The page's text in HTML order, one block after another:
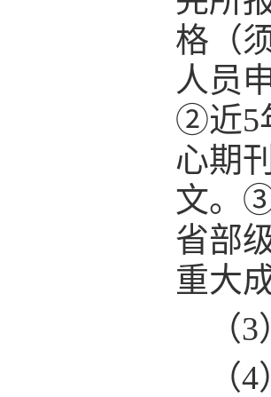
格（
人员
②近5
心期
文。
省部
重大
（
（